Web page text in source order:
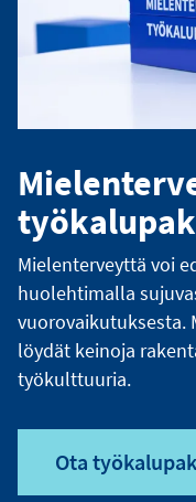
Mielenterveyttä voi
huolehtimalla
vuorovaikutuksesta.
löydät keinoja
työkulttuuria.
Ota